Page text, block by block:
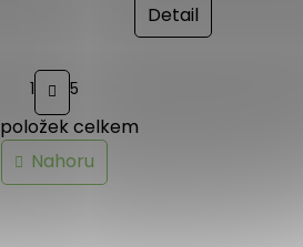
5
hvězdiček.
Detail
O
v
l
S
t
r
á
n
k
o
1 5
položek celkem
Nahoru